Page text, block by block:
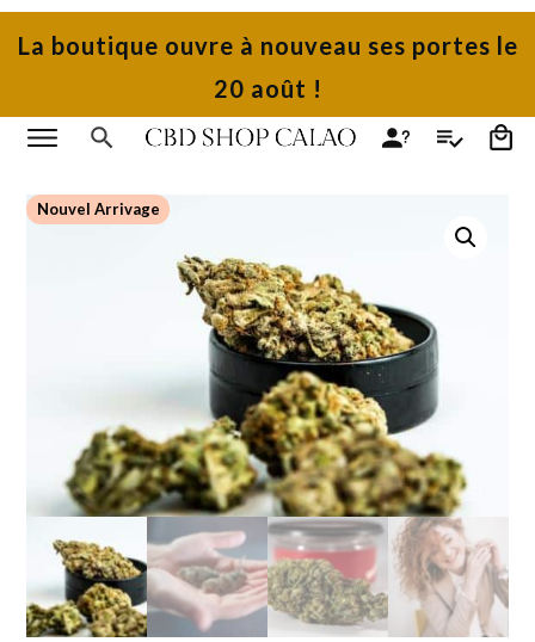
La boutique ouvre à nouveau ses portes le
20 août !
Nouvel Arrivage